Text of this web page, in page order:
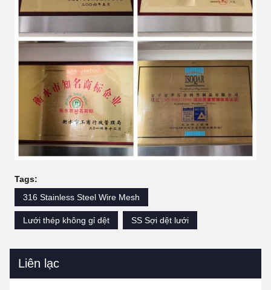
Tags:
316 Stainless Steel Wire Mesh
Lưới thép không gỉ dệt SS Sợi dệt lưới
Liên lạc